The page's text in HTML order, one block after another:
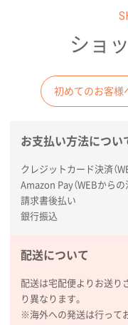
ショ
初めてのお客様
お支払い方法につい
クレジットカード決済（
Amazon Pay（WEBからの
請求書後払い
銀行振込
配送について
配送は宅配便よりお送り
り異なります。
※海外への発送は行って